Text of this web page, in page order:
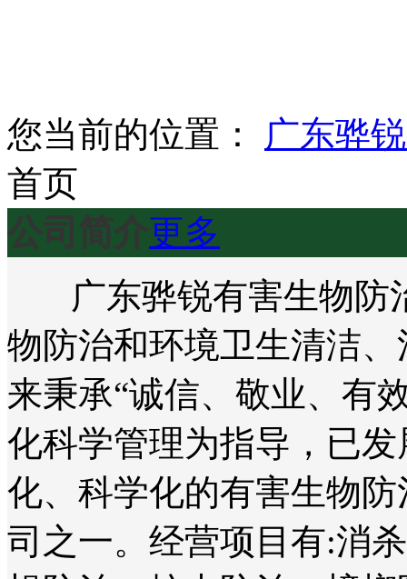
您当前的位置：
广东骅
首页
公司简介更多
广东骅锐有害生物防
物防治和环境卫生清洁
来秉承“诚信、敬业、有
化科学管理为指导，已
化、科学化的有害生物
司之一。经营项目有:消